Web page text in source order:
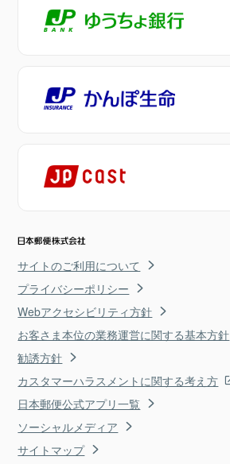
サイトのご利用について
プライバシーポリシー
Webアクセシビリティ方針
お客さま本位の業務運営に関する基本方針
勧誘方針
カスタマーハラスメントに関する考え方
日本郵便公式アプリ一覧
ソーシャルメディア
サイトマップ